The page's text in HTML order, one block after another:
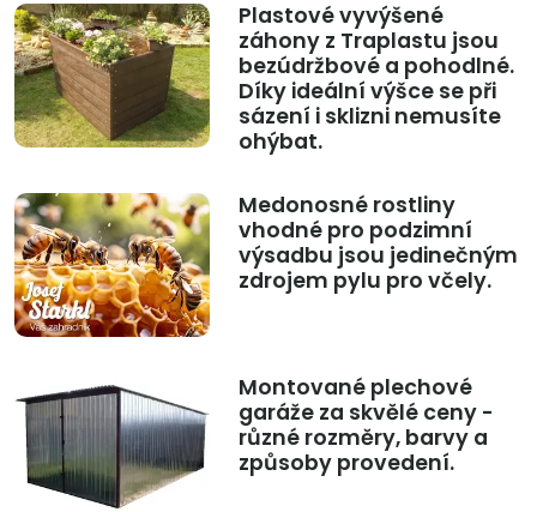
Plastové vyvýšené
záhony z Traplastu jsou
bezúdržbové a pohodlné.
Díky ideální výšce se při
sázení i sklizni nemusíte
ohýbat.
Medonosné rostliny
vhodné pro podzimní
výsadbu jsou jedinečným
zdrojem pylu pro včely.
Montované plechové
garáže za skvělé ceny -
různé rozměry, barvy a
způsoby provedení.